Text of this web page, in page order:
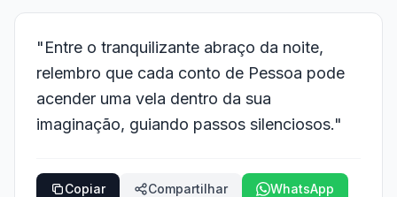
"Entre o tranquilizante abraço da noite,
relembro que cada conto de Pessoa pode
acender uma vela dentro da sua
imaginação, guiando passos silenciosos."
Copiar Compartilhar WhatsApp